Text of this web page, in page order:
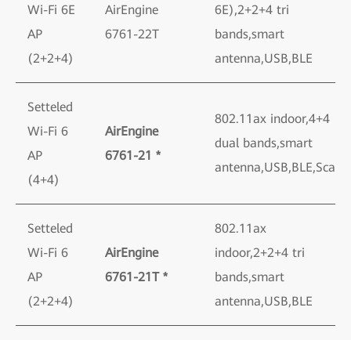
Wi-Fi 6E
AP
(2+2+4)
AirEngine
6761-22T
6E),2+2+4 tri
bands,smart
antenna,USB,BLE
Setteled
Wi-Fi 6
AP
(4+4)
AirEngine
6761-21 *
802.11ax indoor,4+4
dual bands,smart
antenna,USB,BLE,Scan
Setteled
Wi-Fi 6
AP
(2+2+4)
AirEngine
6761-21T *
802.11ax
indoor,2+2+4 tri
bands,smart
antenna,USB,BLE